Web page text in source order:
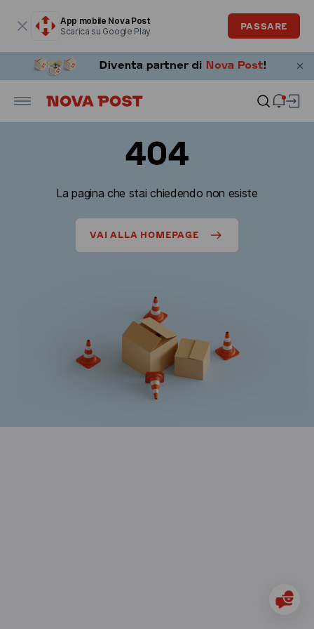
App mobile Nova Post
Scarica su Google Play
PASSARE
404
La pagina che stai chiedendo non esiste
VAI ALLA HOMEPAGE